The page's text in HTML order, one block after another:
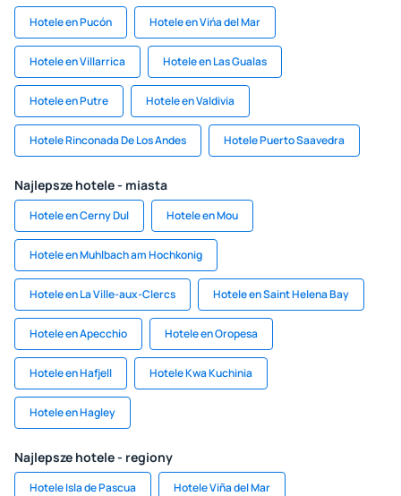
Hotele en Pucón Hotele en Vińa del Mar
Hotele en Villarrica Hotele en Las Gualas
Hotele en Putre Hotele en Valdivia
Hotele Rinconada De Los Andes Hotele Puerto Saavedra
Najlepsze hotele - miasta
Hotele en Cerny Dul Hotele en Mou
Hotele en Muhlbach am Hochkonig
Hotele en La Ville-aux-Clercs Hotele en Saint Helena Bay
Hotele en Apecchio Hotele en Oropesa
Hotele en Hafjell Hotele Kwa Kuchinia
Hotele en Hagley
Najlepsze hotele - regiony
Hotele Isla de Pascua Hotele Viña del Mar